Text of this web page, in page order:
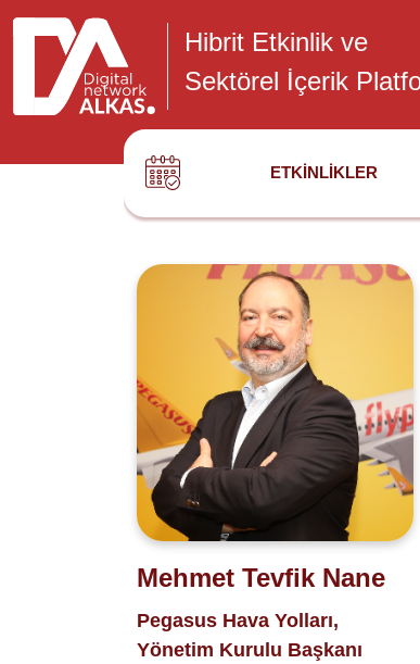
Hibrit Etkinlik ve
Sektörel İçerik
ETKINLIKLER
Mehmet Tevfik Nane
Pegasus Hava Yolları,
Yönetim Kurulu Başkanı